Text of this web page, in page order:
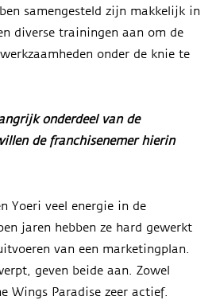
samengesteld zijn makkelijk in
diverse trainingen aan om de
onder de knie te
onderdeel van de
de franchisenemer hierin
Yoeri veel energie in de
jaren hebben ze hard gewerkt
van een marketingplan.
geven beide aan. Zowel
Wings Paradise zeer actief.